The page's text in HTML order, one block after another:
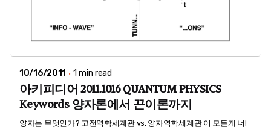
10/16/2011 1 min read
아키피디어 2011.1016 QUANTUM PHYSICS
Keywords 양자론에서 끈이론까지
양자는 무엇인가? 고전역학세계관 vs. 양자역학세계관 이 모든게 너!